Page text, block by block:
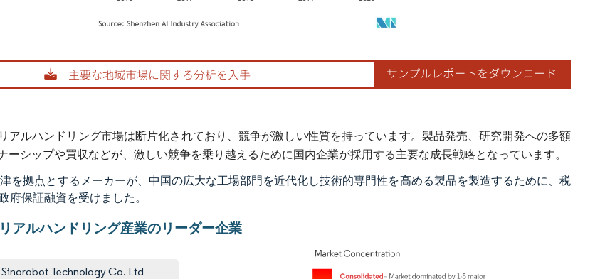
。再利用にはCC BY 4.0の表示が必要です。
アルハンドリング市場は断片化されており、競争が激しい性質を持っています。製品発売、研究開発への多額
ーシップや買収などが、激しい競争を乗り越えるために国内企業が採用する主要な成長戦略となっています。
津を拠点とするメーカーが、中国の広大な工場部門を近代化し技術的専門性を高める製品を製造するために、税
府保証融資を受けました。
アルハンドリング産業のリーダー企業
Technology Co. Ltd